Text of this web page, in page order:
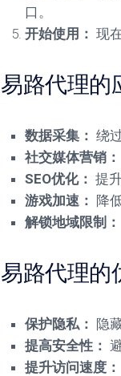
口。
开始使用： 现
易路代理的
数据采集： 绕
社交媒体营销：
SEO优化： 提
游戏加速： 降
解锁地域限制：
易路代理的
保护隐私： 隐
提高安全性：
提升访问速度：